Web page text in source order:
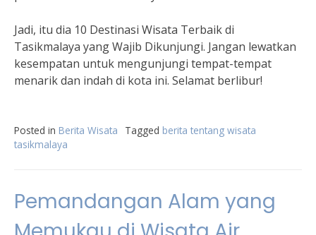
Jadi, itu dia 10 Destinasi Wisata Terbaik di
Tasikmalaya yang Wajib Dikunjungi. Jangan lewatkan
kesempatan untuk mengunjungi tempat-tempat
menarik dan indah di kota ini. Selamat berlibur!
Posted in Berita Wisata Tagged berita tentang wisata
tasikmalaya
Pemandangan Alam yang